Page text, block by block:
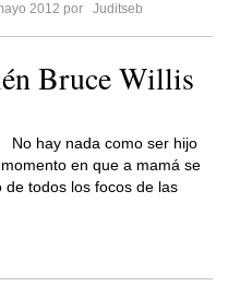
2012 por
Juditseb
Bruce Willis
No hay nada como ser hijo
en que a mamá se
todos los focos de las